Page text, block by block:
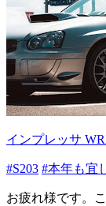
インプレッサ
#S203 #本年も宜
お疲れ様です。